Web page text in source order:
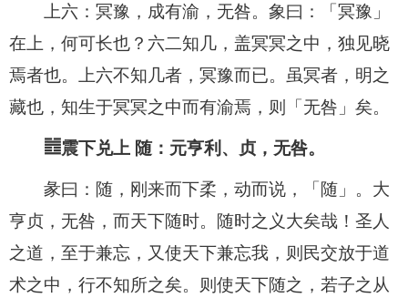
上六：冥豫，成有渝，无咎。象曰：「冥豫」
在上，何可长也？六二知几，盖冥冥之中，独见晓
焉者也。上六不知几者，冥豫而已。虽冥者，明之
藏也，知生于冥冥之中而有渝焉，则「无咎」矣。
䷐震下兑上 随：元亨利、贞，无咎。
彖曰：随，刚来而下柔，动而说，「随」。大
亨贞，无咎，而天下随时。随时之义大矣哉！圣人
之道，至于兼忘，又使天下兼忘我，则民交放于道
术之中，行不知所之矣。则使天下随之，若子之从